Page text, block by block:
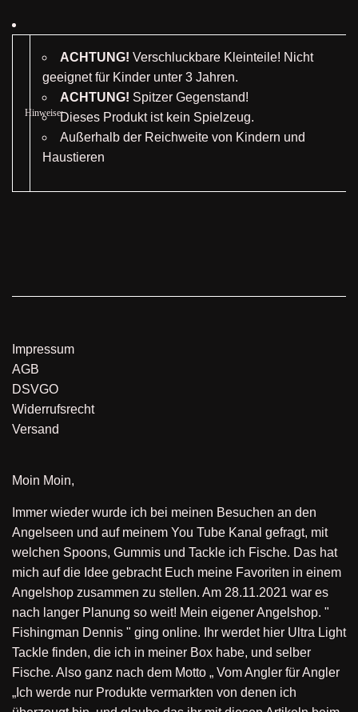
Hinweise:
ACHTUNG! Verschluckbare Kleinteile! Nicht
geeignet für Kinder unter 3 Jahren.
ACHTUNG! Spitzer Gegenstand!
Dieses Produkt ist kein Spielzeug.
Außerhalb der Reichweite von Kindern und
Haustieren
Impressum
AGB
DSVGO
Widerrufsrecht
Versand
Moin Moin,
Immer wieder wurde ich bei meinen Besuchen an den
Angelseen und auf meinem You Tube Kanal gefragt, mit
welchen Spoons, Gummis und Tackle ich Fische. Das hat
mich auf die Idee gebracht Euch meine Favoriten in einem
Angelshop zusammen zu stellen. Am 28.11.2021 war es
nach langer Planung so weit! Mein eigener Angelshop. "
Fishingman Dennis " ging online. Ihr werdet hier Ultra Light
Tackle finden, die ich in meiner Box habe, und selber
Fische. Also ganz nach dem Motto „ Vom Angler für Angler
„Ich werde nur Produkte vermarkten von denen ich